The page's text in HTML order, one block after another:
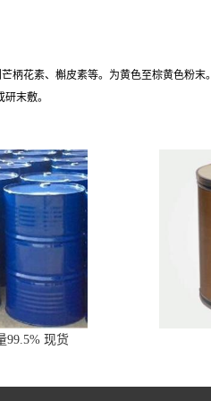
柄花素、槲皮素等。为黄色至棕黄色粉末。
末敷。
99.5% 现货